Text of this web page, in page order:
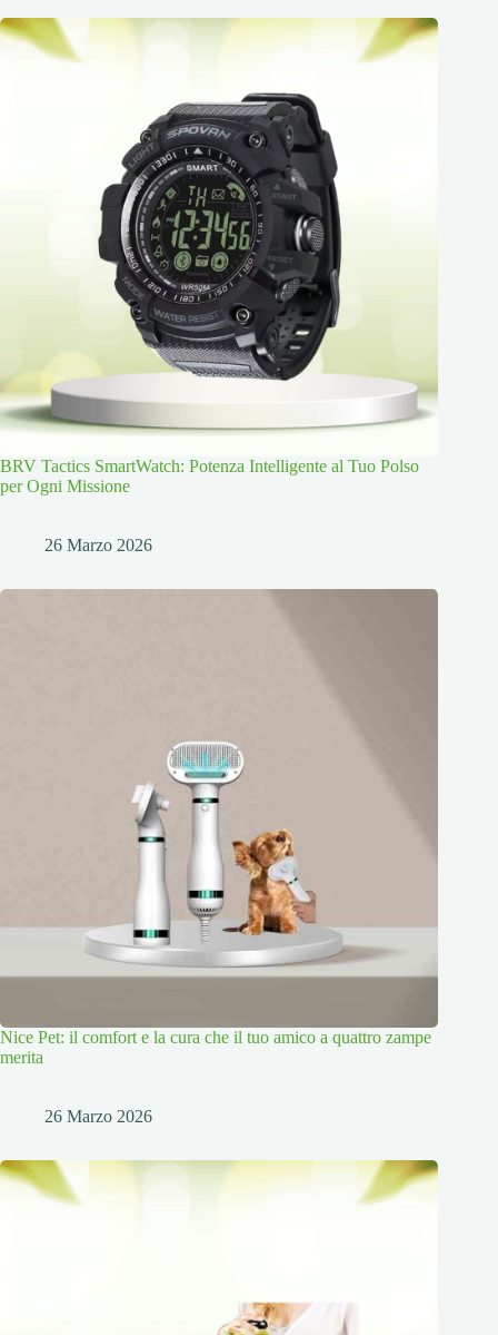
BRV Tactics SmartWatch: Potenza Intelligente al Tuo Polso
per Ogni Missione
26 Marzo 2026
Nice Pet: il comfort e la cura che il tuo amico a quattro zampe
merita
26 Marzo 2026